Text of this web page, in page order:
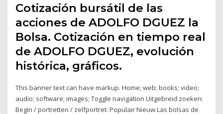
Cotización bursátil de las
acciones de ADOLFO DGUEZ la
Bolsa. Cotización en tiempo real
de ADOLFO DGUEZ, evolución
histórica, gráficos.
This banner text can have markup. Home; web; books; video;
audio; software; images; Toggle navigation Uitgebreid zoeken:
Begin / portretten / zelfportret: Populair Nieuw Las bolsas de